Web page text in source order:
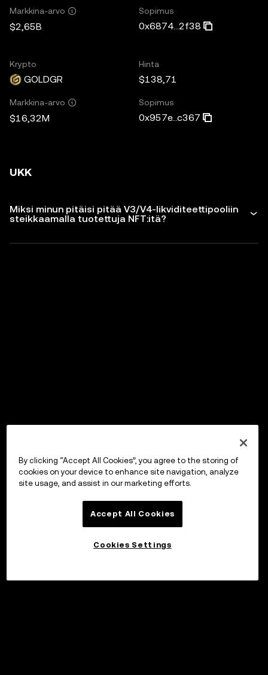
Markkina-arvo
$2,65B
Sopimus
0x6874...2f38
Krypto
GOLDGR
Hinta
$138,71
Markkina-arvo
$16,32M
Sopimus
0x957e...c367
UKK
Miksi minun pitäisi pitää V3/V4-likviditeettipooliin
steikkaamalla tuotettuja NFT:itä?
By clicking “Accept All Cookies”, you agree to the storing of
cookies on your device to enhance site navigation, analyze
site usage, and assist in our marketing efforts.
Accept All Cookies
Cookies Settings